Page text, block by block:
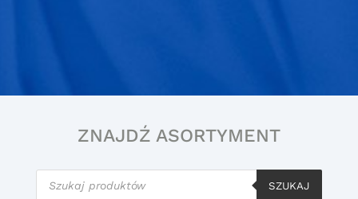
ZNAJDŹ ASORTYMENT
Wyszukiwarka
produktów
SZUKAJ